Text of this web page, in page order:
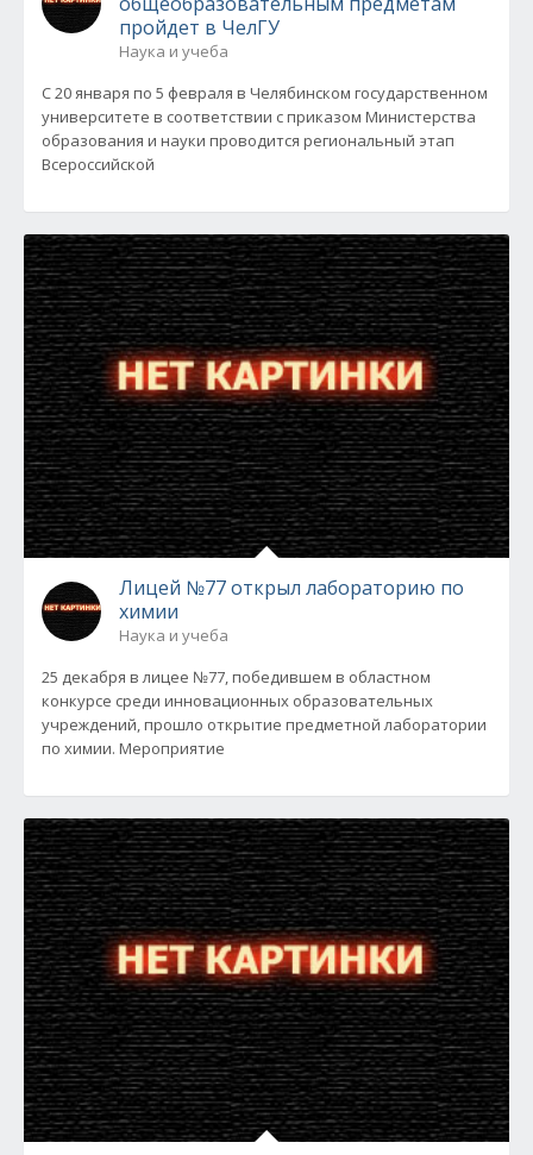
пройдет в ЧелГУ
Наука и учеба
С 20 января по 5 февраля в Челябинском государственном
университете в соответствии с приказом Министерства
образования и науки проводится региональный этап
Всероссийской
Лицей №77 открыл лабораторию по
химии
Наука и учеба
25 декабря в лицее №77, победившем в областном
конкурсе среди инновационных образовательных
учреждений, прошло открытие предметной лаборатории
по химии. Мероприятие